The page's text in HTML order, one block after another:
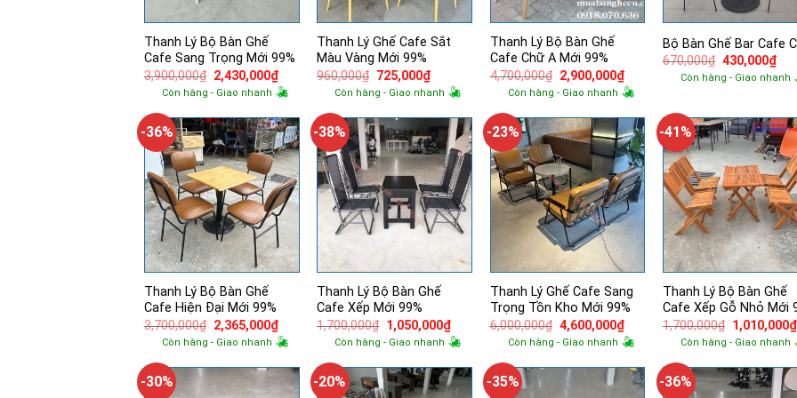
Thanh Lý Bộ Bàn Ghế
Cafe Sang Trọng Mới 99%
3,900,000₫ Giá
gốc
là:
2,430,000₫Giá
hiện
tại
2,430,000₫.
Còn hàng - Giao nhanh
Thanh Lý Ghế Cafe Sắt
Màu Vàng Mới 99%
960,000₫ Giá
gốc
là:
725,000₫Giá
hiện
tại
725,000₫.
Còn hàng - Giao nhanh
Thanh Lý Bộ Bàn Ghế
Cafe Chữ A Mới 99%
4,700,000₫ Giá
gốc
là:
2,900,000₫Giá
hiện
tại
2,900,000₫.
Còn hàng - Giao nhanh
Bộ Bàn Ghế Bar Cafe
670,000₫ Giá
gốc
là:
430,000₫Giá
tại
Còn hàng - Giao nhanh
-36%
Thanh Lý Bộ Bàn Ghế
Cafe Hiện Đại Mới 99%
3,700,000₫ Giá
gốc
là:
2,365,000₫Giá
hiện
tại
2,365,000₫.
Còn hàng - Giao nhanh
-38%
Thanh Lý Bộ Bàn Ghế
Cafe Xếp Mới 99%
1,700,000₫ Giá
gốc
là:
1,050,000₫Giá
hiện
tại
1,050,000₫.
Còn hàng - Giao nhanh
-23%
Thanh Lý Ghế Cafe Sang
Trọng Tồn Kho Mới 99%
6,000,000₫ Giá
gốc
là:
4,600,000₫Giá
hiện
tại
4,600,000₫.
Còn hàng - Giao nhanh
-41%
Thanh Lý Bộ Bàn Ghế
Cafe Xếp Gỗ Nhỏ Mới
1,700,000₫ Giá
gốc
là:
1,010,000₫
Còn hàng - Giao nhanh
-30% -20% -35% -36%